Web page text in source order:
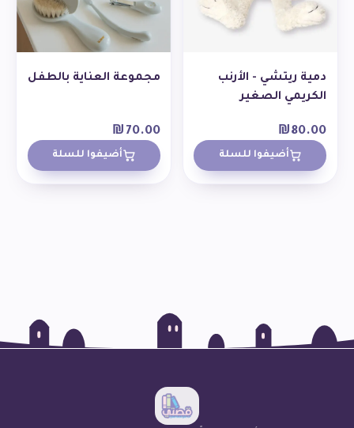
دمية ريتشي - الأرنب
الكريمي الصغير
₪80.00
أضيفوا للسلة
مجموعة العناية بالطفل
₪ 70.00
أضيفوا للسلة